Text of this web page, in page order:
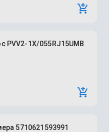
PVV2-1X/055RJ15UMB
5710621593991